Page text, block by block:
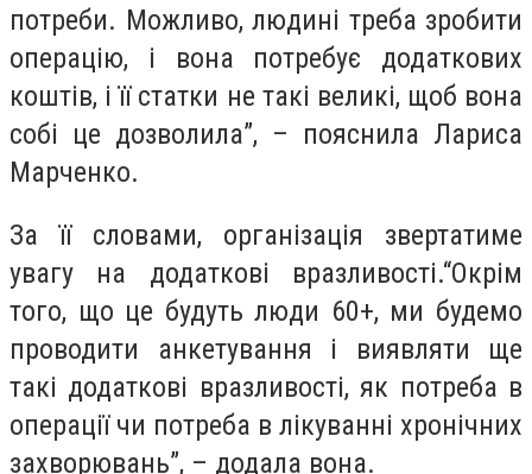
потреби. Можливо, людині треба зробити
операцію, і вона потребує додаткових
коштів, і її статки не такі великі, щоб вона
собі це дозволила”, – пояснила Лариса
Марченко.
За її словами, організація звертатиме
увагу на додаткові вразливості.“Окрім
того, що це будуть люди 60+, ми будемо
проводити анкетування і виявляти ще
такі додаткові вразливості, як потреба в
операції чи потреба в лікуванні хронічних
захворювань”, – додала вона.